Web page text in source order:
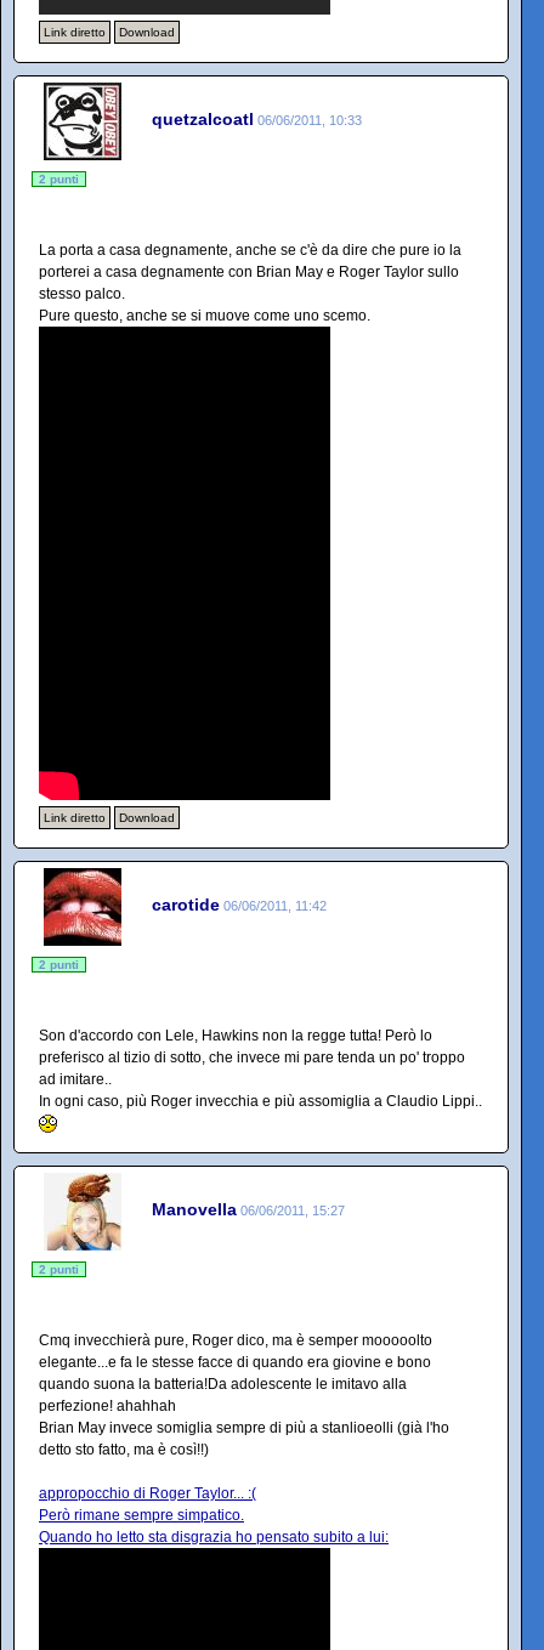
Link diretto Download
quetzalcoatl 06/06/2011, 10:33
2 punti
La porta a casa degnamente, anche se c'è da dire che pure io la
porterei a casa degnamente con Brian May e Roger Taylor sullo
stesso palco.
Pure questo, anche se si muove come uno scemo.
Link diretto Download
carotide 06/06/2011, 11:42
2 punti
Son d'accordo con Lele, Hawkins non la regge tutta! Però lo
preferisco al tizio di sotto, che invece mi pare tenda un po' troppo
ad imitare..
In ogni caso, più Roger invecchia e più assomiglia a Claudio Lippi..
Manovella 06/06/2011, 15:27
2 punti
Cmq invecchierà pure, Roger dico, ma è semper mooooolto
elegante...e fa le stesse facce di quando era giovine e bono
quando suona la batteria!Da adolescente le imitavo alla
perfezione! ahahhah
Brian May invece somiglia sempre di più a stanlioeolli (già l'ho
detto sto fatto, ma è così!!)
appropocchio di Roger Taylor... :(
Però rimane sempre simpatico.
Quando ho letto sta disgrazia ho pensato subito a lui: